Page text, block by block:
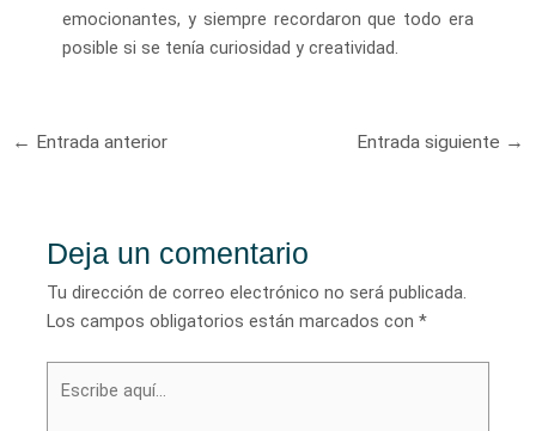
emocionantes, y siempre recordaron que todo era
posible si se tenía curiosidad y creatividad.
Navegación
← Entrada anterior Entrada siguiente →
Deja un comentario
Tu dirección de correo electrónico no será publicada.
Los campos obligatorios están marcados con*
aquí...